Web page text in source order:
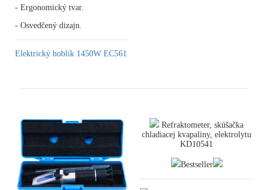
- Ergonomický tvar.
- Osvedčený dizajn.
Elektrický hoblík 1450W EC561
Refraktometer, skúšačka
chladiacej kvapaliny, elektrolytu
KD10541
Bestseller